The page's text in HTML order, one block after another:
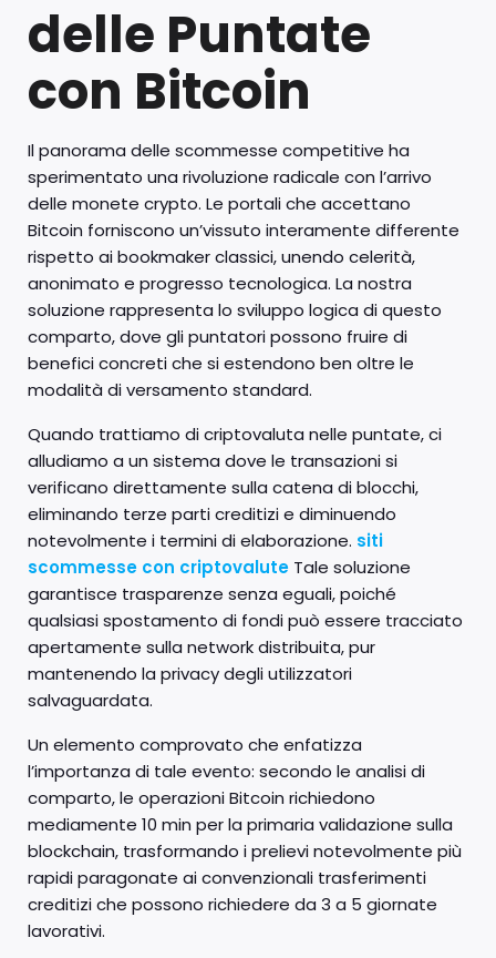
delle Puntate
con Bitcoin
Il panorama delle scommesse competitive ha
sperimentato una rivoluzione radicale con l’arrivo
delle monete crypto. Le portali che accettano
Bitcoin forniscono un’vissuto interamente differente
rispetto ai bookmaker classici, unendo celerità,
anonimato e progresso tecnologica. La nostra
soluzione rappresenta lo sviluppo logica di questo
comparto, dove gli puntatori possono fruire di
benefici concreti che si estendono ben oltre le
modalità di versamento standard.
Quando trattiamo di criptovaluta nelle puntate, ci
alludiamo a un sistema dove le transazioni si
verificano direttamente sulla catena di blocchi,
eliminando terze parti creditizi e diminuendo
notevolmente i termini di elaborazione. siti
scommesse con criptovalute Tale soluzione
garantisce trasparenze senza eguali, poiché
qualsiasi spostamento di fondi può essere tracciato
apertamente sulla network distribuita, pur
mantenendo la privacy degli utilizzatori
salvaguardata.
Un elemento comprovato che enfatizza
l’importanza di tale evento: secondo le analisi di
comparto, le operazioni Bitcoin richiedono
mediamente 10 min per la primaria validazione sulla
blockchain, trasformando i prelievi notevolmente più
rapidi paragonate ai convenzionali trasferimenti
creditizi che possono richiedere da 3 a 5 giornate
lavorativi.